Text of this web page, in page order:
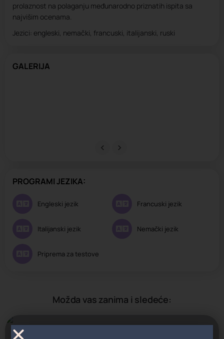
prolaznost na polaganju međunarodno priznatih ispita sa
najvišim ocenama.
Jezici: engleski, nemački, francuski, italijanski, ruski
GALERIJA
PROGRAMI JEZIKA:
Engleski jezik Francuski jezik
Italijanski jezik Nemački jezik
Priprema za testove
Možda vas zanima i sledeće:
Zatvoreno